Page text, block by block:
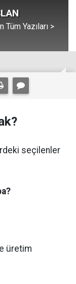
Tüm Yazıları >
seçilenler
üretim